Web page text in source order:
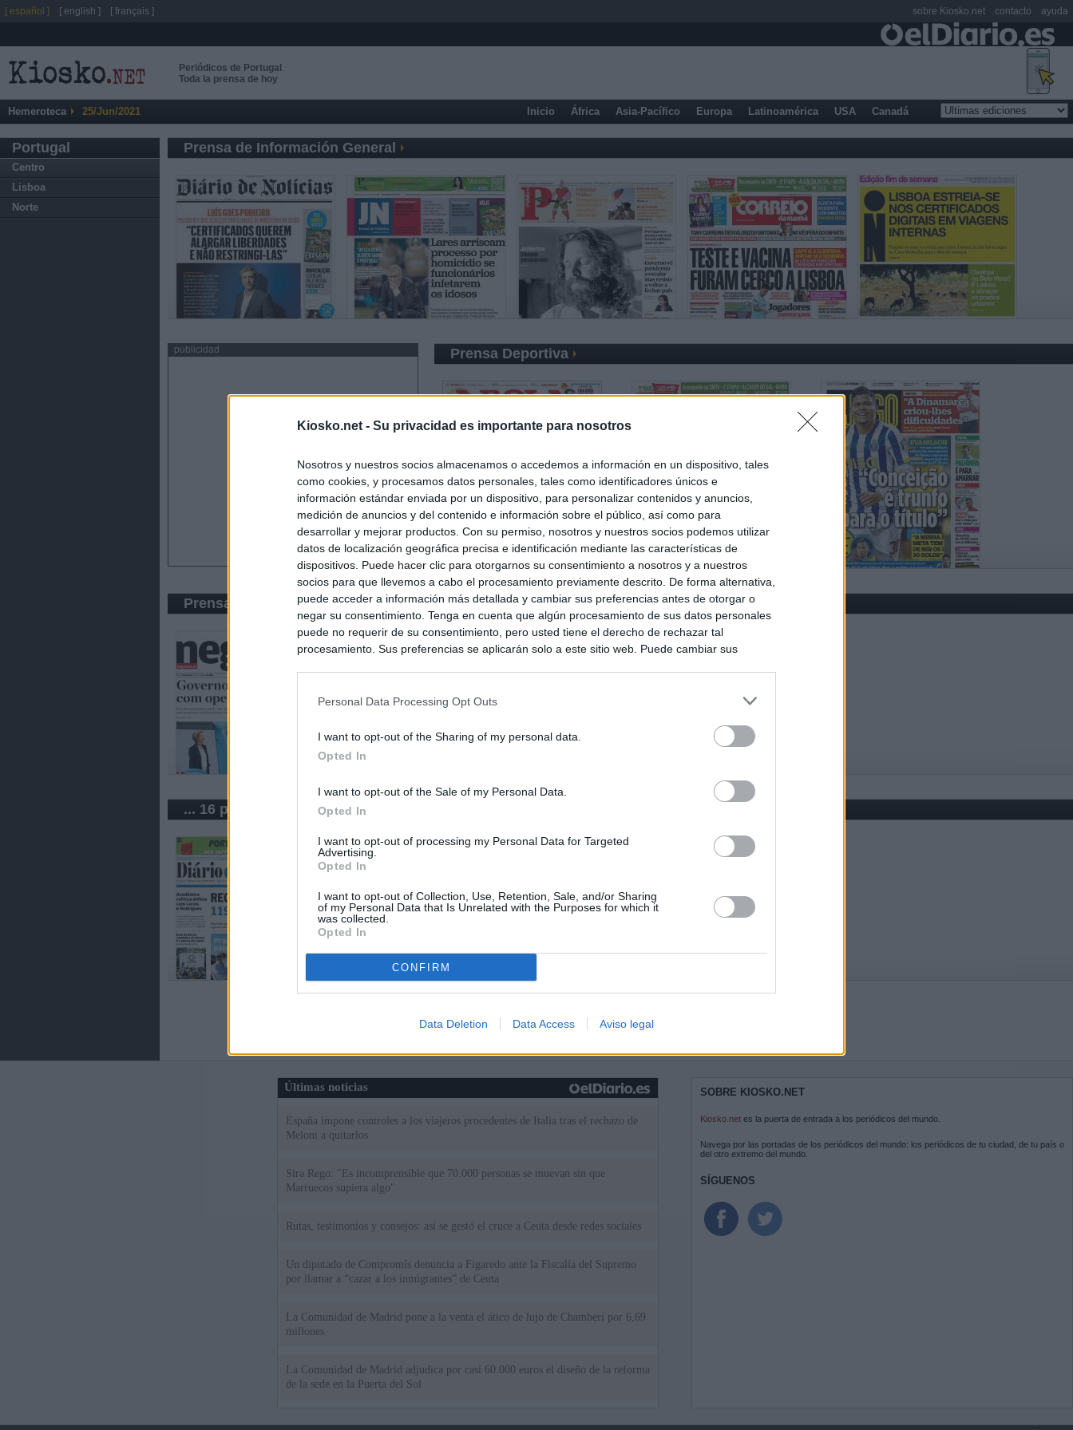
Kiosko.net - Su privacidad es importante para nosotros
Nosotros y nuestros socios almacenamos o accedemos a información en un dispositivo, tales
como cookies, y procesamos datos personales, tales como identificadores únicos e
información estándar enviada por un dispositivo, para personalizar contenidos y anuncios,
medición de anuncios y del contenido e información sobre el público, así como para
desarrollar y mejorar productos. Con su permiso, nosotros y nuestros socios podemos utilizar
datos de localización geográfica precisa e identificación mediante las características de
dispositivos. Puede hacer clic para otorgarnos su consentimiento a nosotros y a nuestros
socios para que llevemos a cabo el procesamiento previamente descrito. De forma alternativa,
puede acceder a información más detallada y cambiar sus preferencias antes de otorgar o
negar su consentimiento. Tenga en cuenta que algún procesamiento de sus datos personales
puede no requerir de su consentimiento, pero usted tiene el derecho de rechazar tal
procesamiento. Sus preferencias se aplicarán solo a este sitio web. Puede cambiar sus
Personal Data Processing Opt Outs
I want to opt-out of the Sharing of my personal data.
Opted In
I want to opt-out of the Sale of my Personal Data.
Opted In
I want to opt-out of processing my Personal Data for Targeted
Advertising.
Opted In
I want to opt-out of Collection, Use, Retention, Sale, and/or Sharing
of my Personal Data that Is Unrelated with the Purposes for which it
was collected.
Opted In
CONFIRM
Data Deletion Data Access Aviso legal
Periódicos de Portugal
Toda la prensa de hoy
Hemeroteca 25/Jun/2021 Inicio África Asia-Pacífico Europa Latinoamérica USA Canadá
Portugal
Centro
Lisboa
Norte
Prensa de Información General
publicidad Prensa Deportiva
Prensa Económica
... 16 periódicos de Portugal
Últimas noticias
España impone controles a los viajeros procedentes de Italia tras el rechazo de
Meloni a quitarlos
Sira Rego: "Es incomprensible que 70.000 personas se muevan sin que
Marruecos supiera algo"
Rutas, testimonios y consejos: así se gestó el cruce a Ceuta desde redes sociales
Un diputado de Compromís denuncia a Figaredo ante la Fiscalía del Supremo
por llamar a “cazar a los inmigrantes” de Ceuta
La Comunidad de Madrid pone a la venta el ático de lujo de Chamberí por 6,69
millones
La Comunidad de Madrid adjudica por casi 60.000 euros el diseño de la reforma
de la sede en la Puerta del Sol
SOBRE KIOSKO.NET
Kiosko.net es la puerta de entrada a los periódicos del mundo.
Navega por las portadas de los periódicos del mundo: los periódicos de tu ciudad, de tu país o
del otro extremo del mundo.
SÍGUENOS
[ español ] [ english ] [ français ] sobre Kiosko.net contacto ayuda